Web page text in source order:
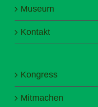
Museum
Kontakt
Kongress
Mitmachen